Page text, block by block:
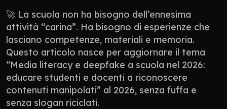
🚀 La scuola non ha bisogno dell’ennesima
attività “carina”. Ha bisogno di esperienze che
lasciano competenze, materiali e memoria.
Questo articolo nasce per aggiornare il tema
“Media literacy e deepfake a scuola nel 2026:
educare studenti e docenti a riconoscere
contenuti manipolati” al 2026, senza fuffa e
senza slogan riciclati.